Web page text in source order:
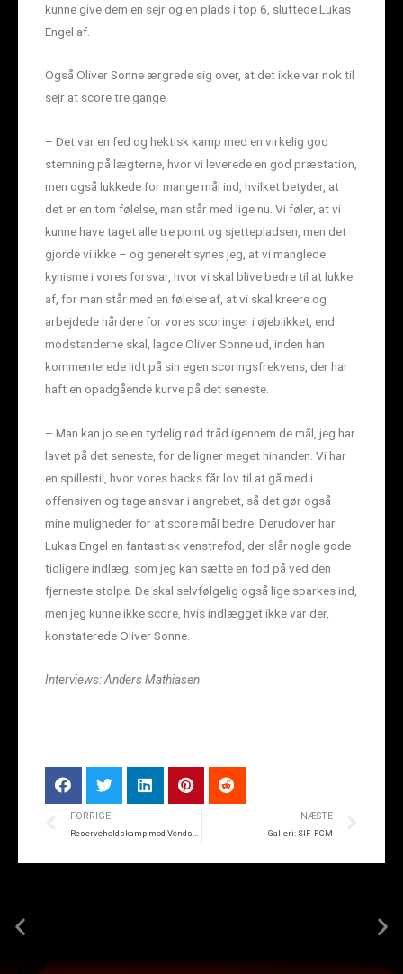
kunne give dem en sejr og en plads i top 6, sluttede Lukas
Engel af.
Også Oliver Sonne ærgrede sig over, at det ikke var nok til
sejr at score tre gange.
– Det var en fed og hektisk kamp med en virkelig god
stemning på lægterne, hvor vi leverede en god præstation,
men også lukkede for mange mål ind, hvilket betyder, at
det er en tom følelse, man står med lige nu. Vi føler, at vi
kunne have taget alle tre point og sjettepladsen, men det
gjorde vi ikke – og generelt synes jeg, at vi manglede
kynisme i vores forsvar, hvor vi skal blive bedre til at lukke
af, for man står med en følelse af, at vi skal kreere og
arbejdede hårdere for vores scoringer i øjeblikket, end
modstanderne skal, lagde Oliver Sonne ud, inden han
kommenterede lidt på sin egen scoringsfrekvens, der har
haft en opadgående kurve på det seneste.
– Man kan jo se en tydelig rød tråd igennem de mål, jeg har
lavet på det seneste, for de ligner meget hinanden. Vi har
en spillestil, hvor vores backs får lov til at gå med i
offensiven og tage ansvar i angrebet, så det gør også
mine muligheder for at score mål bedre. Derudover har
Lukas Engel en fantastisk venstrefod, der slår nogle gode
tidligere indlæg, som jeg kan sætte en fod på ved den
fjerneste stolpe. De skal selvfølgelig også lige sparkes ind,
men jeg kunne ikke score, hvis indlægget ikke var der,
konstaterede Oliver Sonne.
Interviews: Anders Mathiasen
FORRIGE
Reserveholdskamp mod Vendsyssel
NÆSTE
Galleri: SIF-FCM